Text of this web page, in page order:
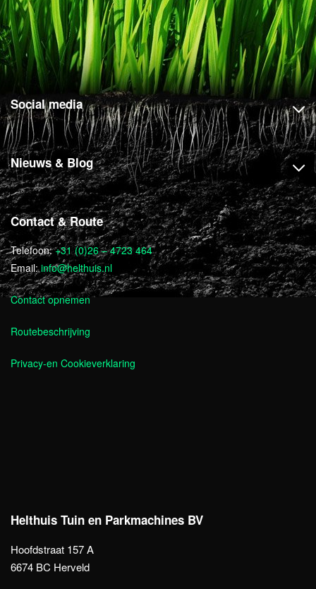
Social media
Nieuws & Blog
Contact & Route
Telefoon:+31 (0)26 – 4723 464
Email:info@helthuis.nl
Contact opnemen
Routebeschrijving
Privacy-en Cookieverklaring
Helthuis Tuin en Parkmachines BV
Hoofdstraat 157 A
6674 BC Herveld